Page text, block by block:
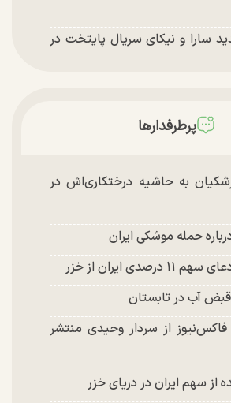
سارا و نیکای سریال پایتخت در
زیبا و جدید از هدیه تهرانی منتشر
پرطرفدارها
به حاشیه درختکاری‌اش در
حمله موشکی ایران
ایران از خزر
آب در تابستان
از سردار وحیدی منتشر
از سهم ایران در دریای خزر